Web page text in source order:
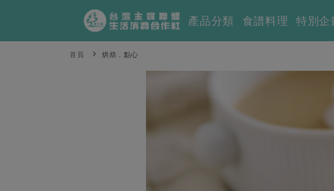
產品分類 食譜料理 特別企
首頁 烘焙．點心